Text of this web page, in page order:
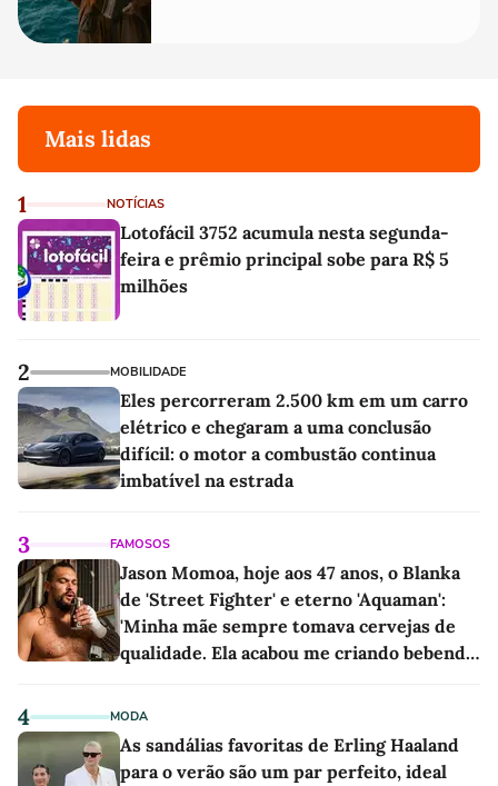
Mais lidas
1 NOTÍCIAS
Lotofácil 3752 acumula nesta segunda-
feira e prêmio principal sobe para R$ 5
milhões
2 MOBILIDADE
Eles percorreram 2.500 km em um carro
elétrico e chegaram a uma conclusão
difícil: o motor a combustão continua
imbatível na estrada
3 FAMOSOS
Jason Momoa, hoje aos 47 anos, o Blanka
de 'Street Fighter' e eterno 'Aquaman':
'Minha mãe sempre tomava cervejas de
qualidade. Ela acabou me criando bebendo
4 MODA
As sandálias favoritas de Erling Haaland
para o verão são um par perfeito, ideal